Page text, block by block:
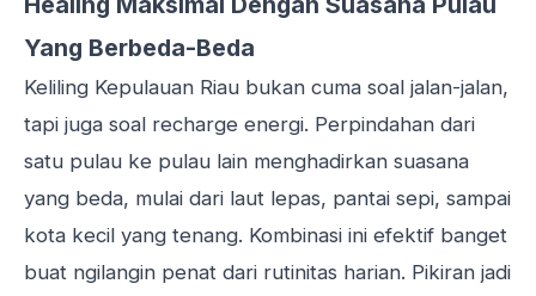
Yang Berbeda-Beda
Keliling Kepulauan Riau bukan cuma soal jalan-jalan,
tapi juga soal recharge energi. Perpindahan dari
satu pulau ke pulau lain menghadirkan suasana
yang beda, mulai dari laut lepas, pantai sepi, sampai
kota kecil yang tenang. Kombinasi ini efektif banget
buat ngilangin penat dari rutinitas harian. Pikiran jadi